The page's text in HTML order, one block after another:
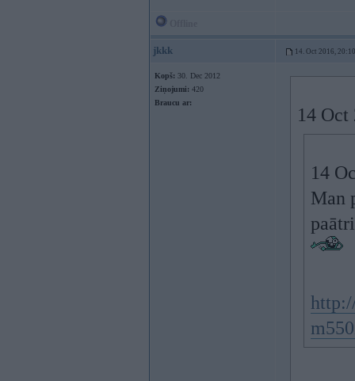
jkkk 14. Oct 2016, 20:10
Kopš: 30. Dec 2012
Ziņojumi: 420
Braucu ar:
14
14
Man